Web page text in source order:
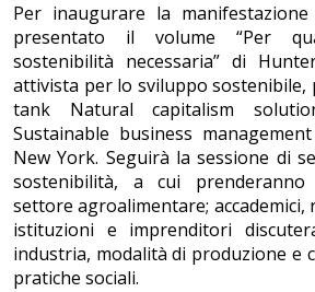
Per inaugurare la
presentato il volume “Per
sostenibilità necessaria” di
attivista per lo sviluppo sostenibile,
tank Natural capitalism
Sustainable business
New York. Seguirà la sessione di
sostenibilità, a cui
settore agroalimentare;
istituzioni e imprenditori
industria, modalità di produzione e
pratiche sociali.